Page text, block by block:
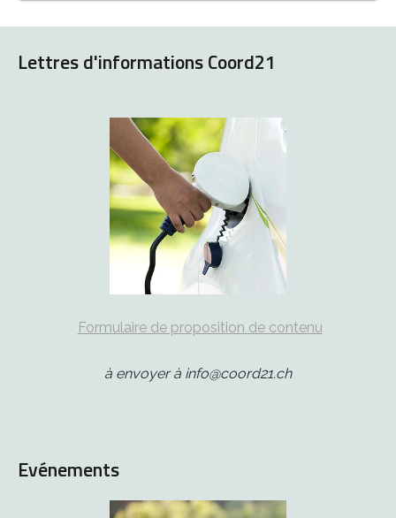
Lettres d'informations Coord21
Formulaire de proposition de contenu
à envoyer à info@coord21.ch
Evénements